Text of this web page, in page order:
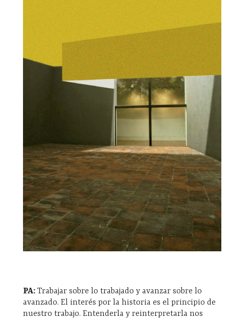
PA: Trabajar sobre lo trabajado y avanzar sobre lo
avanzado. El interés por la historia es el principio de
nuestro trabajo. Entenderla y reinterpretarla nos